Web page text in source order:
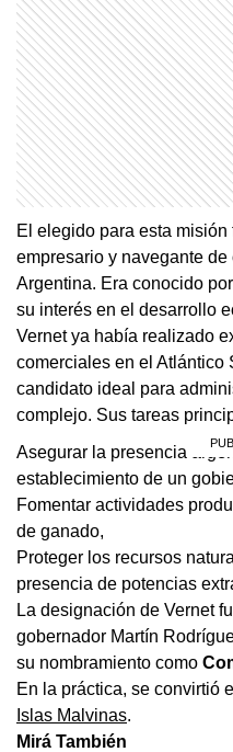
El elegido para esta misión
empresario y navegante
Argentina. Era conocido
su interés en el desarrollo
Vernet ya había realizado
comerciales en el Atlántico
candidato ideal para
complejo. Sus tareas
Asegurar la presencia
establecimiento de un
Fomentar actividades
de ganado,
Proteger los recursos
presencia de potencias
La designación de Vernet
gobernador Martín
su nombramiento como
En la práctica, se convirtió
Islas Malvinas.
Mirá También